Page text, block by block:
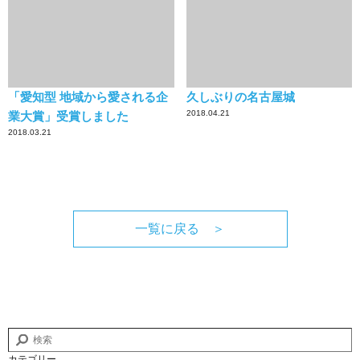
「愛知型 地域から愛される企
業大賞」受賞しました
2018.03.21
久しぶりの名古屋城
2018.04.21
一覧に戻る ＞